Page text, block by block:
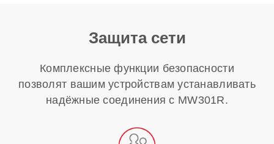
Защита сети
Комплексные функции безопасности
позволят вашим устройствам устанавливать
надёжные соединения с MW301R.